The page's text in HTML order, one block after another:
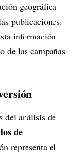
geográfica
publicaciones.
información
de las campañas
del análisis de
de
representa el